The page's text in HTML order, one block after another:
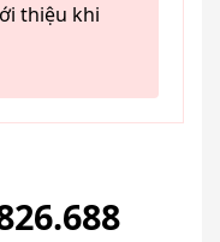
thiệu khi